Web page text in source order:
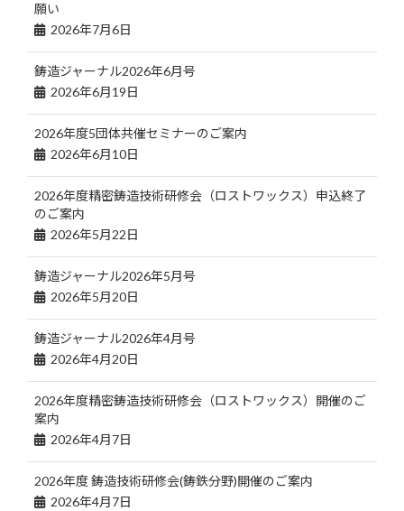
願い
2026年7月6日
鋳造ジャーナル2026年6月号
2026年6月19日
2026年度5団体共催セミナーのご案内
2026年6月10日
2026年度精密鋳造技術研修会（ロストワックス）申込終了
のご案内
2026年5月22日
鋳造ジャーナル2026年5月号
2026年5月20日
鋳造ジャーナル2026年4月号
2026年4月20日
2026年度精密鋳造技術研修会（ロストワックス）開催のご
案内
2026年4月7日
2026年度 鋳造技術研修会(鋳鉄分野)開催のご案内
2026年4月7日